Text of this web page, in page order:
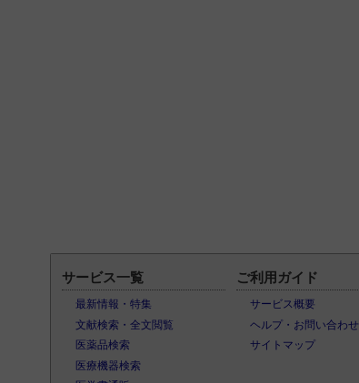
サービス一覧
最新情報・特集
文献検索・全文閲覧
医薬品検索
医療機器検索
ご利用ガイド
サービス概要
ヘルプ・お問い合わせ
サイトマップ